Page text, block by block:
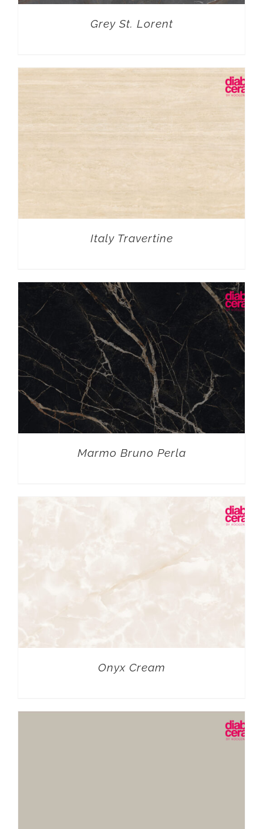
Grey St. Lorent
Italy Travertine
Marmo Bruno Perla
Onyx Cream